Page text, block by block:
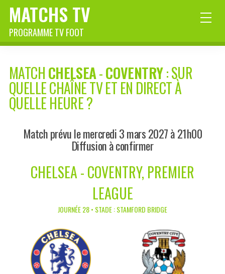
MATCHS TV
PROGRAMME TV FOOT
MATCHCHELSEA-COVENTRY: SUR
QUELLE CHAÎNE TV ET EN DIRECT À
QUELLE HEURE ?
Match prévu le mercredi 3 mars 2027 à 21h00
Diffusion à confirmer
CHELSEA - COVENTRY, PREMIER
LEAGUE
JOURNÉE 28 • STADE : STAMFORD BRIDGE